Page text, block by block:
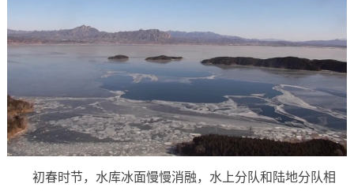
初春时节，水库冰面慢慢消融，水上分队和陆地分队相